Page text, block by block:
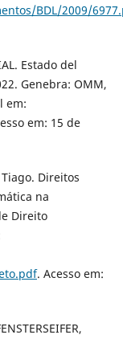
BDL/2009/
Estado del
Genebra: OMM,
em:
em: 15 de
Tiago. Direitos
na
Direito
. Acesso em: